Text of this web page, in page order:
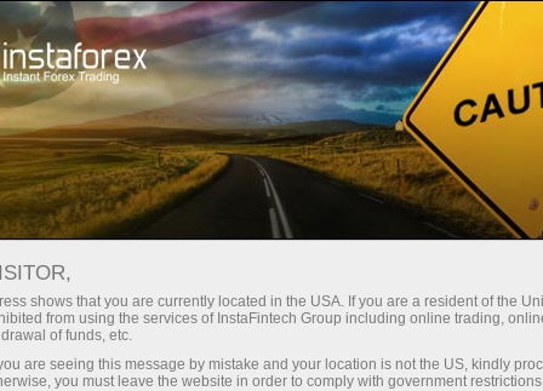
通过InstaForex获得真正竞争力的机
点差和手续费，以及股票和指数交
最低
每笔存款
30%奖金
shows that you are currently located in the USA. If you are a resident of the
from using the services of InstaFintech Group including online trading,
of funds, etc.
are seeing this message by mistake and your location is not the US, kindly
you must leave the website in order to comply with government